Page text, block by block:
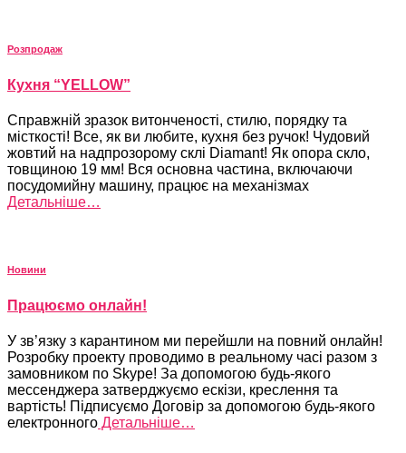
Розпродаж
Кухня “YELLOW”
Справжній зразок витонченості, стилю, порядку та
місткості! Все, як ви любите, кухня без ручок! Чудовий
жовтий на надпрозорому склі Diamant! Як опора скло,
товщиною 19 мм! Вся основна частина, включаючи
посудомийну машину, працює на механізмах
Детальніше…
Новини
Працюємо онлайн!
У зв’язку з карантином ми перейшли на повний онлайн!
Розробку проекту проводимо в реальному часі разом з
замовником по Skype! За допомогою будь-якого
мессенджера затверджуємо ескізи, креслення та
вартість! Підписуємо Договір за допомогою будь-якого
електронного Детальніше…